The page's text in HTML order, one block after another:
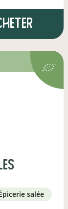
épicerie salée